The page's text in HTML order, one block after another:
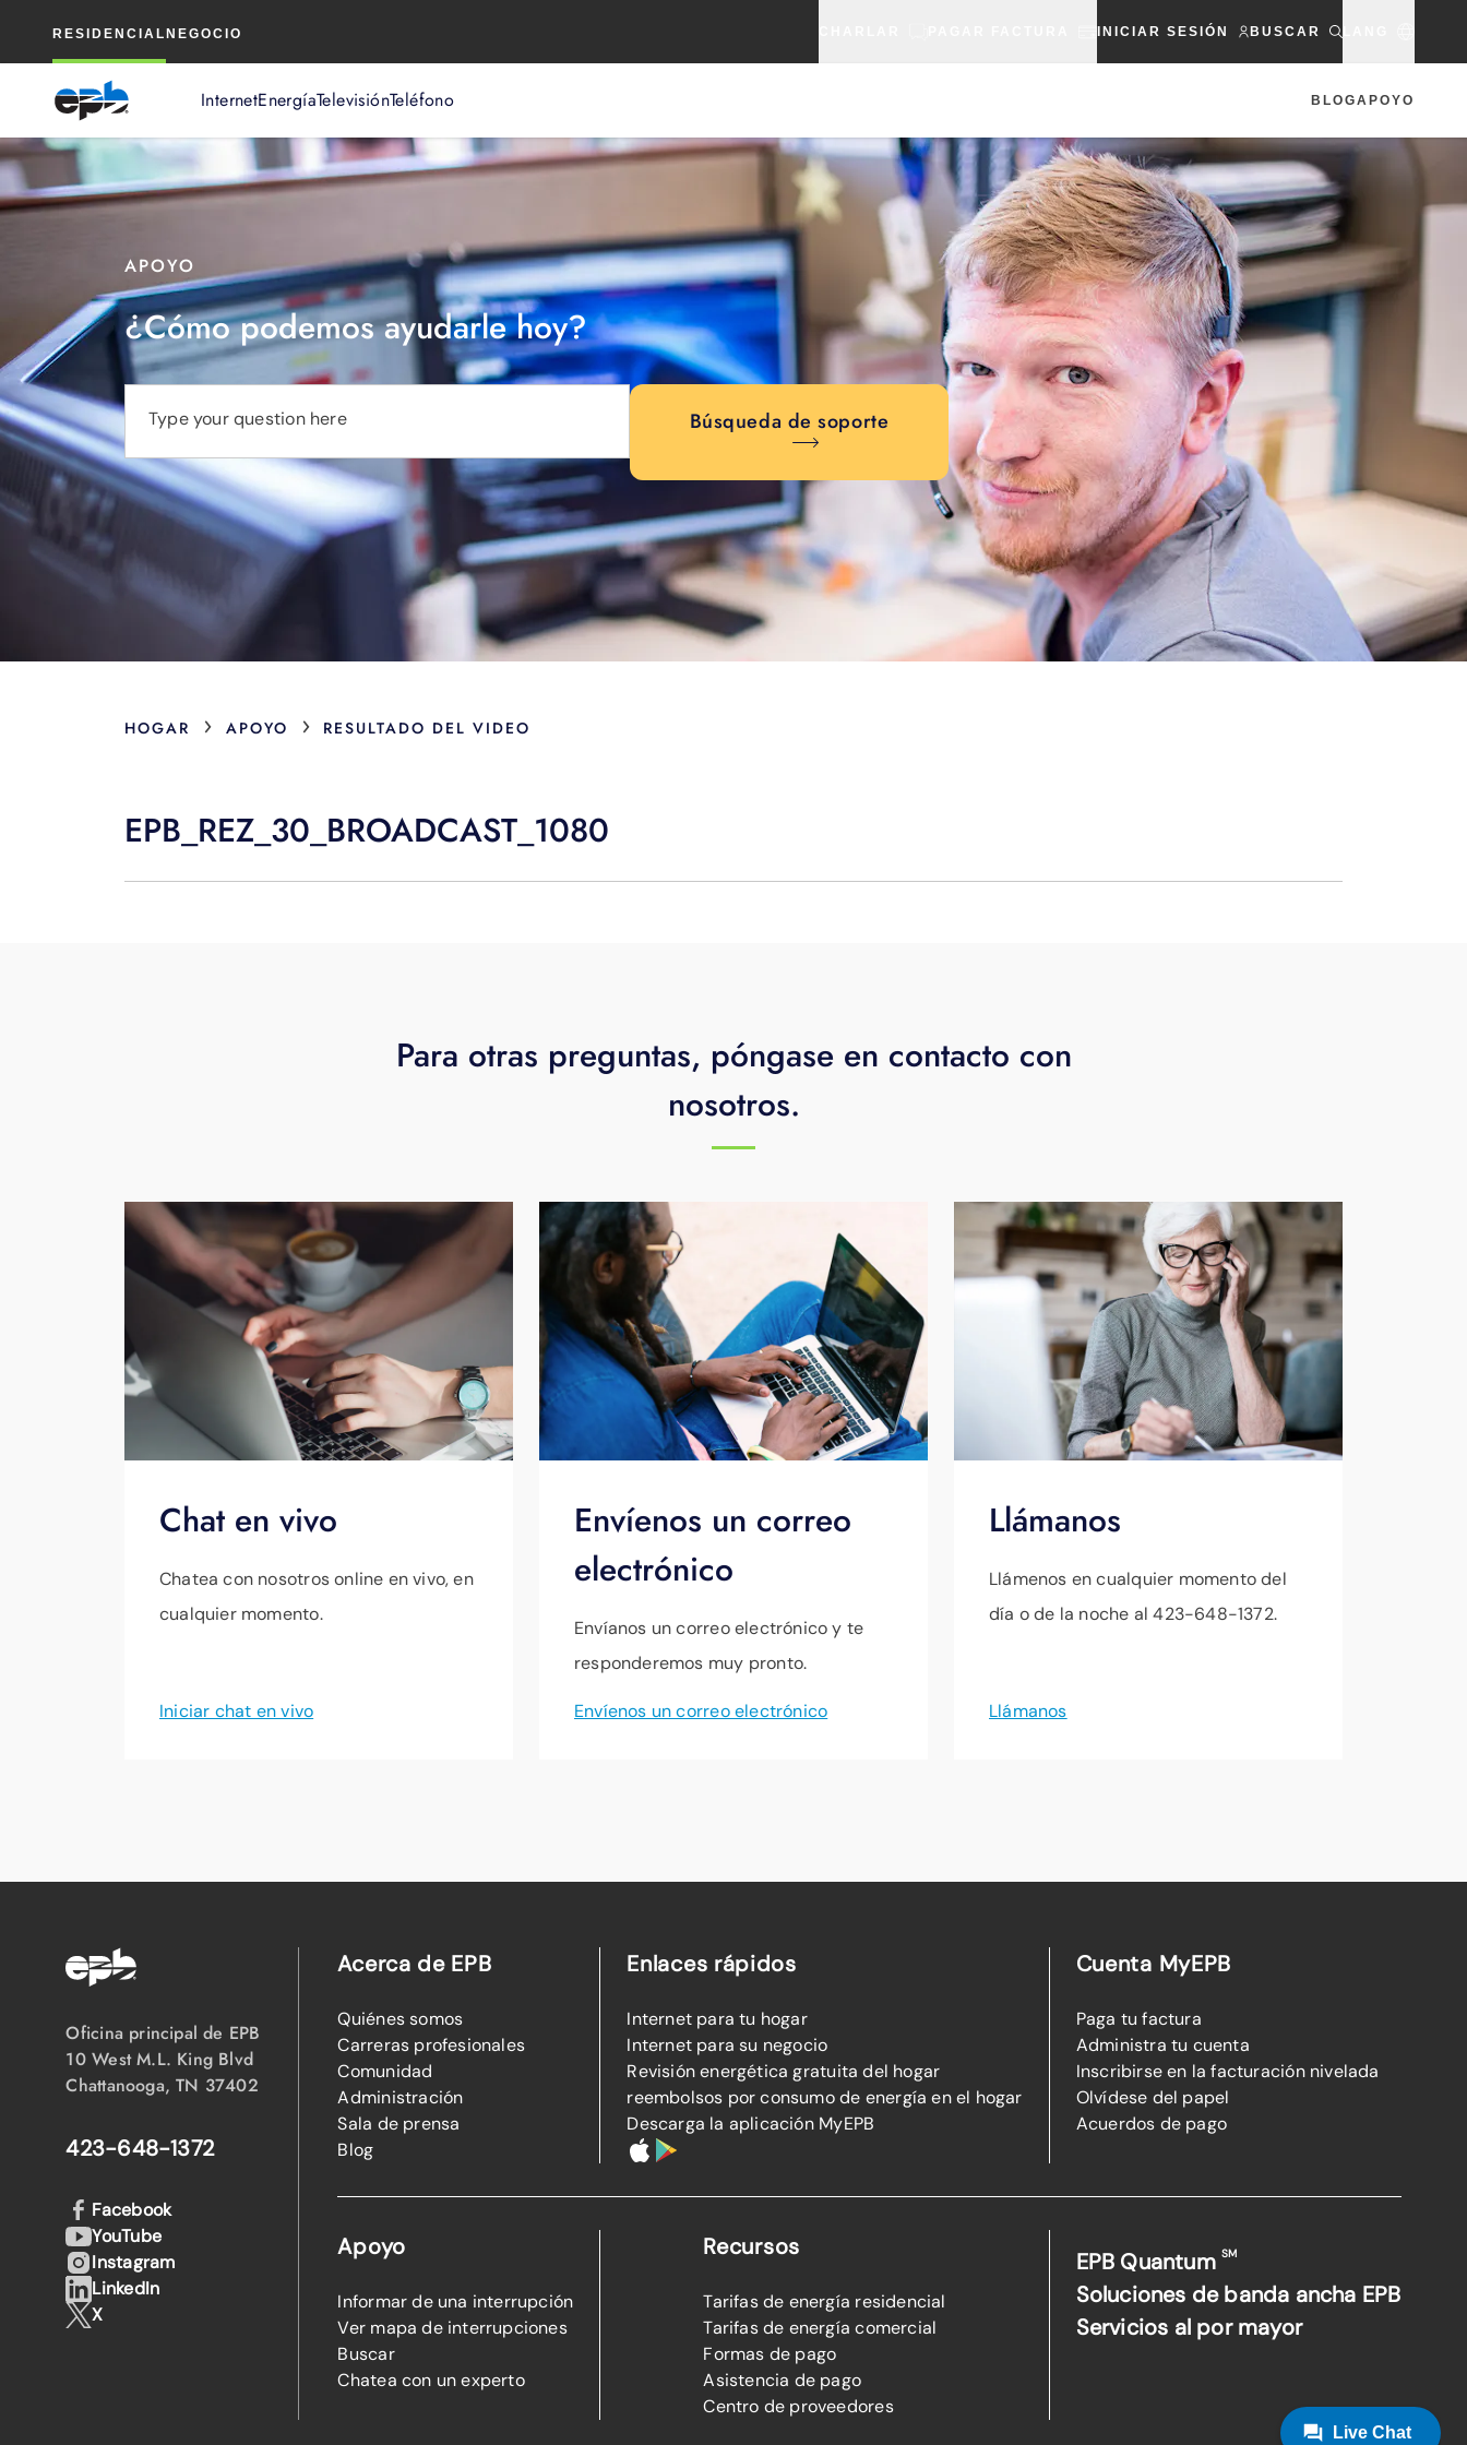
RESIDENCIAL NEGOCIO INICIAR SESIÓN BUSCAR
InternetEnergíaTelevisiónTeléfono BLOGAPOYO
principal
APOYO
¿Cómo podemos ayudarle hoy?
Type your question here Búsqueda de soporte
HOGAR › APOYO › RESULTADO DEL VIDEO
EPB_REZ_30_BROADCAST_1080
Para otras preguntas, póngase en contacto con
nosotros.
Chat en vivo
Chatea con nosotros online en vivo, en
cualquier momento.
Iniciar chat en vivo
Envíenos un correo
electrónico
Envíanos un correo electrónico y te
responderemos muy pronto.
Envíenos un correo electrónico
Llámanos
Llámenos en cualquier momento del
día o de la noche al 423-648-1372.
Llámanos
Oficina principal de EPB
10 West M.L. King Blvd
Chattanooga, TN 37402
423-648-1372
Acerca de EPB
Quiénes somos
Carreras profesionales
Comunidad
Administración
Sala de prensa
Blog
Enlaces rápidos
Internet para tu hogar
Internet para su negocio
Revisión energética gratuita del hogar
reembolsos por consumo de energía en el hogar
Descarga la aplicación MyEPB
Cuenta MyEPB
Paga tu factura
Administra tu cuenta
Inscribirse en la facturación nivelada
Olvídese del papel
Acuerdos de pago
Apoyo
Informar de una interrupción
Ver mapa de interrupciones
Buscar
Chatea con un experto
Recursos
Tarifas de energía residencial
Tarifas de energía comercial
Formas de pago
Asistencia de pago
Centro de proveedores
EPB QuantumSM
Soluciones de banda ancha EPB
Servicios al por mayor
Facebook
YouTube
Instagram
LinkedIn
X